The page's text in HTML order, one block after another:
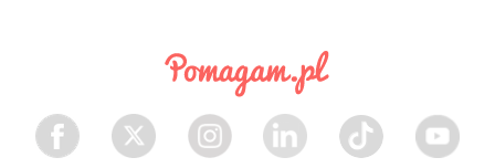
Facebook Twitter Instagram LinkedIn TikTok Youtube